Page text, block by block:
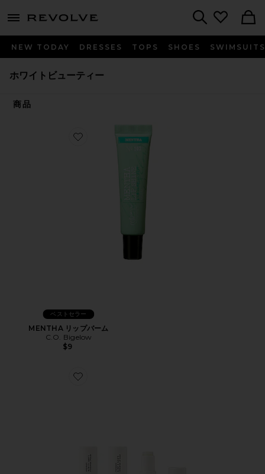
menu - shows more content
NEW TODAY DRESSES TOPS SHOES SWIMSUITS
ホワイトビューティー
商品
Favorite MENTHA リップバーム
ベストセラー
MENTHA リップバーム
C.O. Bigelow
$9
Favorite HYDRATING リップバームセット